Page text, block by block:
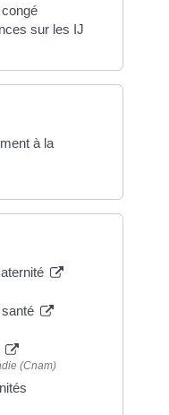
sur les IJ
à la
(Cnam)